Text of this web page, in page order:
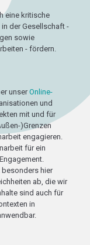
eine kritische
der Gesellschaft -
sowie
- fördern.
unserOnline-
und
mit und für
)Grenzen
engagieren.
für ein
hier
ab, die wir
sind auch für
in